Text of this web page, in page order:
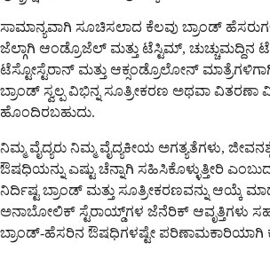
ಸಾಮಾನ್ಯವಾಗಿ ಸೂಚಿಸಲಾದ ಕೆಲವು ಬ್ರಾಂಡ್
ಜೆಲ್ಗಾಗಿ ಆಂಡ್ರೊಜೆಲ್ ಮತ್ತು ಟೆಸ್ಟಿಮ್, ಚುಚ್ಚುಮದ್ದಿನ
ಟೆಸ್ಟೋಸ್ಟೆರಾನ್ ಮತ್ತು ಆಕ್ಸಂಡ್ರೊಲೋನ್
ಬ್ರಾಂಡ್ ಸ್ವಲ್ಪ ವಿಭಿನ್ನ ಸೂತ್ರೀಕರಣ ಅಥವಾ ವಿತರಣಾ
ಹೊಂದಿರಬಹುದು.
ನಿಮ್ಮ ವೈದ್ಯರು ನಿಮ್ಮ ವೈದ್ಯಕೀಯ ಅಗತ್ಯತೆಗಳು,
ಔಷಧಿಯನ್ನು ಎಷ್ಟು ಚೆನ್ನಾಗಿ ಸಹಿಸಿಕೊಳ್ಳುತ್ತೀರಿ
ನಿರ್ದಿಷ್ಟ ಬ್ರಾಂಡ್ ಮತ್ತು ಸೂತ್ರೀಕರಣವನ್ನು ಆಯ್ಕೆ
ಅನಾಬೋಲಿಕ್ ಸ್ಟೆರಾಯ್ಡ್‌ಗಳ ಜೆನೆರಿಕ್ ಆವೃತ್ತಿಗಳು
ಬ್ರಾಂಡ್-ಹೆಸರಿನ ಔಷಧಿಗಳಷ್ಟೇ ಪರಿಣಾಮಕಾರಿಯಾಗಿ